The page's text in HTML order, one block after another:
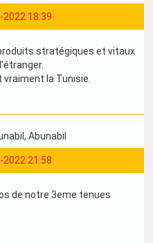
2022 18:39
stratégiques et vitaux
la Tunisie.
, Abunabil
2022 21:58
de notre 3eme tenues